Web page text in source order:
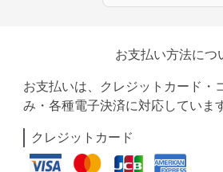
お支払い方法につ
お支払いは、クレジットカード・
み・各種電子決済に対応していま
クレジットカード